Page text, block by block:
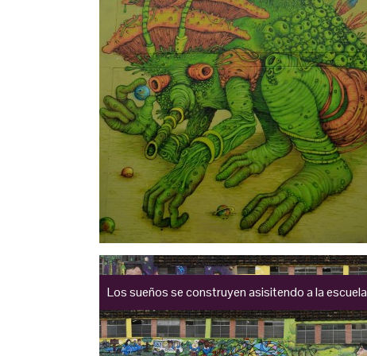
Los sueños se construyen asisitendo a la escuela